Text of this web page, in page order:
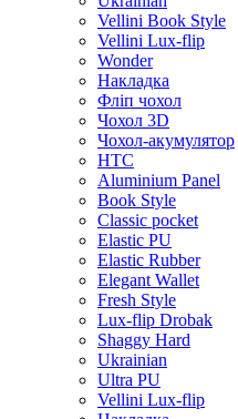
Vellini Book Style
Vellini Lux-flip
Wonder
Накладка
Фліп чохол
Чохол 3D
Чохол-акумулятор
HTC
Aluminium Panel
Book Style
Classic pocket
Elastic PU
Elastic Rubber
Elegant Wallet
Fresh Style
Lux-flip Drobak
Shaggy Hard
Ukrainian
Ultra PU
Vellini Lux-flip